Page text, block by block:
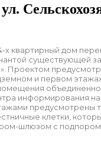
х квартирный дом
существующей
Проектом
и первом
информирования
предусмотрены
клетки,
шлюзом с подпором